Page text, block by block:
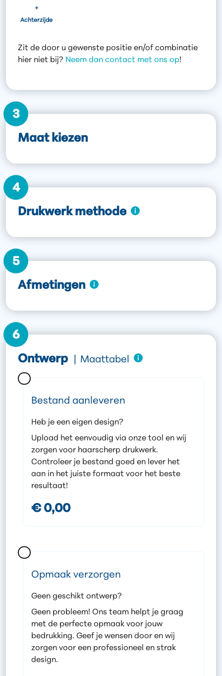
+
Achterzijde
Zit de door u gewenste positie en/of combinatie
hier niet bij? Neem dan contact met ons op!
3
Maat kiezen
4
Drukwerk methode
5
Afmetingen
6
Ontwerp
Maattabel
Bestand aanleveren
Heb je een eigen design?
Upload het eenvoudig via onze tool en wij
zorgen voor haarscherp drukwerk.
Controleer je bestand goed en lever het
aan in het juiste formaat voor het beste
resultaat!
€ 0,00
Opmaak verzorgen
Geen geschikt ontwerp?
Geen probleem! Ons team helpt je graag
met de perfecte opmaak voor jouw
bedrukking. Geef je wensen door en wij
zorgen voor een professioneel en strak
design.